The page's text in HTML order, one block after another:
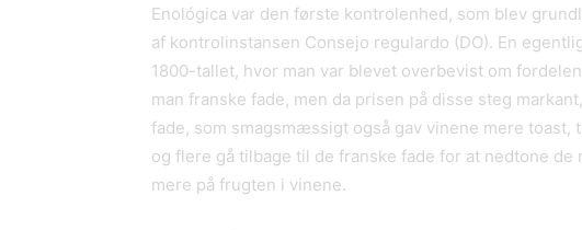
Enológica var den første kontrolenhed, som blev
af kontrolinstansen Consejo regulardo (DO). En
1800-tallet, hvor man var blevet overbevist om
man franske fade, men da prisen på disse steg
fade, som smagsmæssigt også gav vinene mere toast,
og flere gå tilbage til de franske fade for at nedtone
mere på frugten i vinene.